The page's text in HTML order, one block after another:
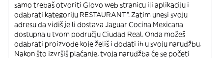
samo trebaš otvoriti Glovo web stranicu ili aplikaciju i
odabrati kategoriju RESTAURANT”. Zatim unesi svoju
adresu da vidiš je li dostava Jaguar Cocina Mexicana
dostupna u tvom području Ciudad Real. Onda možeš
odabrati proizvode koje želiš i dodati ih u svoju narudžbu.
Nakon što izvršiš plaćanje, tvoja narudžba će se početi